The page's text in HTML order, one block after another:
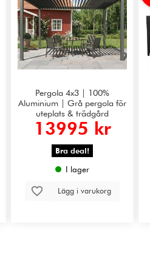
Pergola 4x3 | 100%
Aluminium | Grå pergola för
uteplats & trädgård
13995 kr
Bra deal!
I lager
Lägg i varukorg